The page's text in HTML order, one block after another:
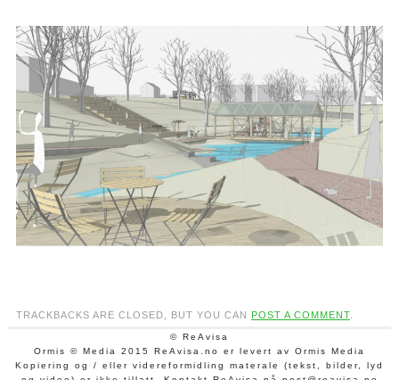
TRACKBACKS ARE CLOSED, BUT YOU CAN POST A COMMENT.
© ReAvisa
Ormis © Media 2015 ReAvisa.no er levert av Ormis Media
Kopiering og / eller videreformidling materale (tekst, bilder, lyd